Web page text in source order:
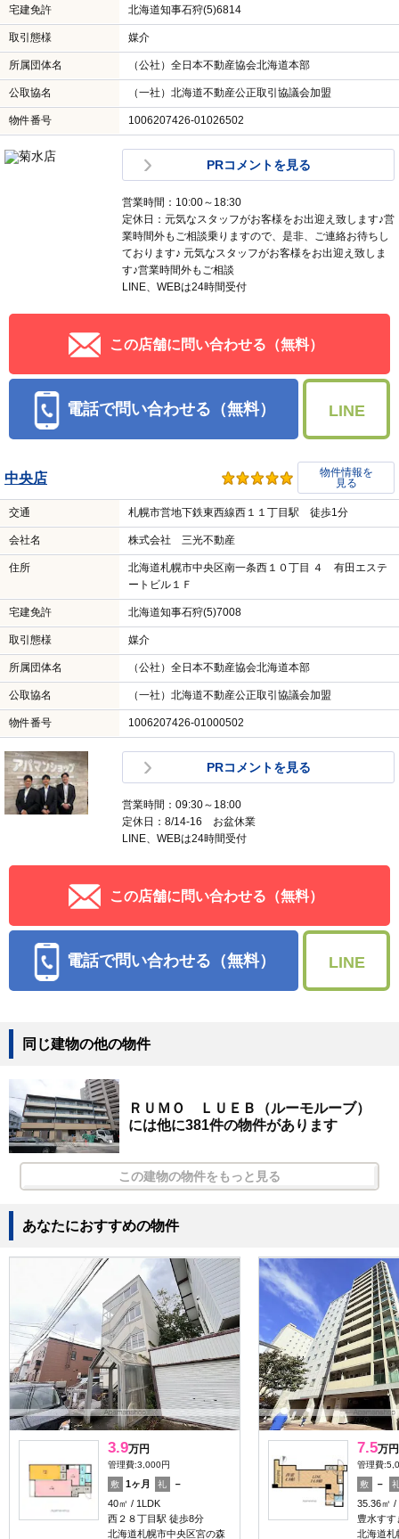
宅建免許 北海道知事石狩(5)6814
取引態様 媒介
所属団体名 （公社）全日本不動産協会北海道本部
公取協名 （一社）北海道不動産公正取引協議会加盟
物件番号 1006207426-01026502
PRコメントを見る
営業時間：10:00～18:30
定休日：元気なスタッフがお客様をお出迎え致します♪営
業時間外もご相談乗りますので、是非、ご連絡お待ちし
ております♪ 元気なスタッフがお客様をお出迎え致しま
す♪営業時間外もご相談
LINE、WEBは24時間受付
この店舗に問い合わせる（無料）
電話で問い合わせる（無料） LINE
中央店
物件情報を
見る
交通 札幌市営地下鉄東西線西１１丁目駅 徒歩1分
会社名 株式会社 三光不動産
住所
北海道札幌市中央区南一条西１０丁目 ４ 有田エステ
ートビル１Ｆ
宅建免許 北海道知事石狩(5)7008
取引態様 媒介
所属団体名 （公社）全日本不動産協会北海道本部
公取協名 （一社）北海道不動産公正取引協議会加盟
物件番号 1006207426-01000502
PRコメントを見る
営業時間：09:30～18:00
定休日：8/14-16 お盆休業
LINE、WEBは24時間受付
この店舗に問い合わせる（無料）
電話で問い合わせる（無料） LINE
同じ建物の他の物件
ＲＵＭＯ ＬＵＥＢ（ルーモルーブ）
には他に381件の物件があります
この建物の物件をもっと見る
あなたにおすすめの物件
3.9万円
管理費:3,000円
敷 1ヶ月 礼
－
40㎡
1LDK
西２８丁目駅 徒歩8分
北海道札幌市中央区宮の森
7.5万円
管理費
敷 －
35.36㎡
豊水すす
北海道札